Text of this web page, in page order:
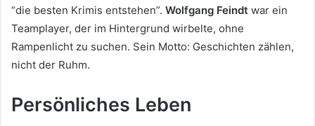
“die besten Krimis entstehen”. Wolfgang Feindt war ein
Teamplayer, der im Hintergrund wirbelte, ohne
Rampenlicht zu suchen. Sein Motto: Geschichten zählen,
nicht der Ruhm.
Persönliches Leben